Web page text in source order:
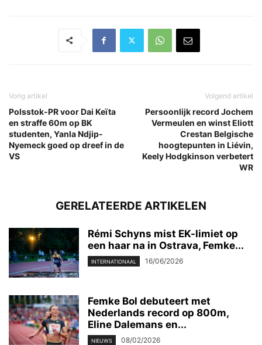
Vorig artikel
Polsstok-PR voor Dai Keïta
en straffe 60m op BK
studenten, Yanla Ndjip-
Nyemeck goed op dreef in de
VS
Volgend artikel
Persoonlijk record Jochem
Vermeulen en winst Eliott
Crestan Belgische
hoogtepunten in Liévin,
Keely Hodgkinson verbetert
WR
GERELATEERDE ARTIKELEN
Rémi Schyns mist EK-limiet op
een haar na in Ostrava, Femke...
INTERNATIONAAL 16/06/2026
Femke Bol debuteert met
Nederlands record op 800m,
Eline Dalemans en...
NIEUWS 08/02/2026